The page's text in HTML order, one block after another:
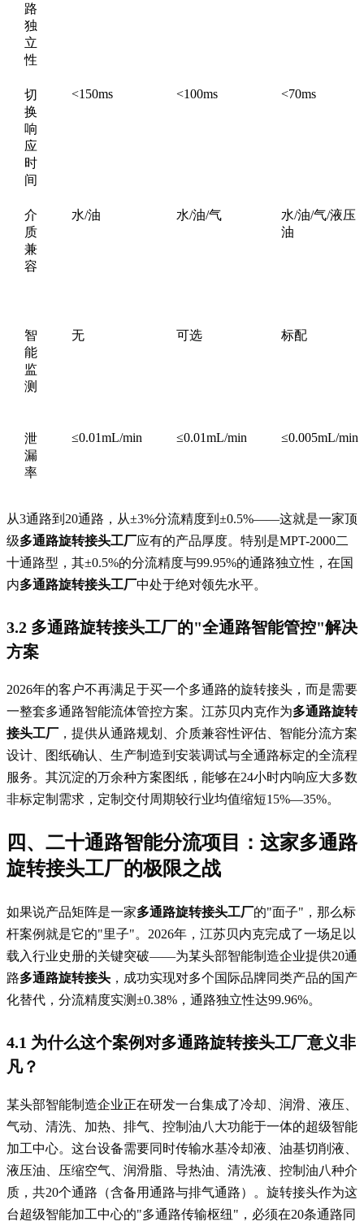
路
独
立
性
切
换
响
应
时
间
<150ms <100ms <70ms
介
质
兼
容
水/油 水/油/气
水/油/气/液压
油
智
能
监
测
无 可选 标配
泄
漏
率
≤0.01mL/min ≤0.01mL/min ≤0.005mL/min
从3通路到20通路，从±3%分流精度到±0.5%——这就是一家顶
级多通路旋转接头工厂应有的产品厚度。特别是MPT-2000二
十通路型，其±0.5%的分流精度与99.95%的通路独立性，在国
内多通路旋转接头工厂中处于绝对领先水平。
3.2 多通路旋转接头工厂的"全通路智能管控"解决
方案
2026年的客户不再满足于买一个多通路的旋转接头，而是需要
一整套多通路智能流体管控方案。江苏贝内克作为多通路旋转
接头工厂 ，提供从通路规划、介质兼容性评估、智能分流方案
设计、图纸确认、生产制造到安装调试与全通路标定的全流程
服务。其沉淀的万余种方案图纸，能够在24小时内响应大多数
非标定制需求，定制交付周期较行业均值缩短15%—35%。
四、二十通路智能分流项目：这家多通路
旋转接头工厂的极限之战
如果说产品矩阵是一家多通路旋转接头工厂的"面子"，那么标
杆案例就是它的"里子"。2026年，江苏贝内克完成了一场足以
载入行业史册的关键突破——为某头部智能制造企业提供20通
路多通路旋转接头 ，成功实现对多个国际品牌同类产品的国产
化替代，分流精度实测±0.38%，通路独立性达99.96%。
4.1 为什么这个案例对多通路旋转接头工厂意义非
凡？
某头部智能制造企业正在研发一台集成了冷却、润滑、液压、
气动、清洗、加热、排气、控制油八大功能于一体的超级智能
加工中心。这台设备需要同时传输水基冷却液、油基切削液、
液压油、压缩空气、润滑脂、导热油、清洗液、控制油八种介
质，共20个通路（含备用通路与排气通路）。旋转接头作为这
台超级智能加工中心的"多通路传输枢纽"，必须在20条通路同